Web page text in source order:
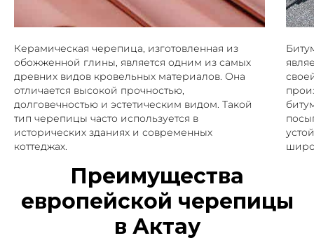
Керамическая черепица, изготовленная из
обожженной глины, является одним из самых
древних видов кровельных материалов. Она
отличается высокой прочностью,
долговечностью и эстетическим видом. Такой
тип черепицы часто используется в
исторических зданиях и современных
коттеджах.
Преимущества
европейской черепицы
в Актау